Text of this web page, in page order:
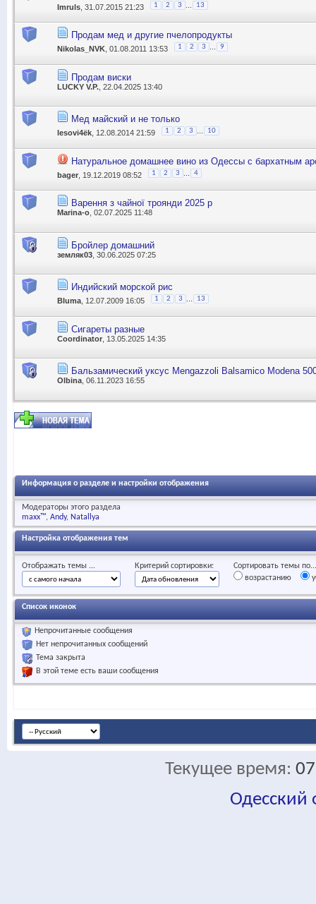
Imruls , 31.07.2015 21:23 1 2 3 13
Продам мед и другие пчелопродукты
Nikolas_NVK , 01.08.2011 13:53 1 2 3 9
Продам виски
LUCKY V.P. , 22.04.2025 13:40
Мед майский и не только
lesovi4ёk , 12.08.2014 21:59 1 2 3 10
Натуральное домашнее вино из Одессы с бархатным
bager , 19.12.2019 08:52 1 2 3 4
Варення з чайної троянди 2025 р
Marina-o , 02.07.2025 11:48
Бройлер домашний
земляк03 , 30.06.2025 07:25
Индийский морской рис
Bluma , 12.07.2009 16:05 1 2 3 13
Сигареты разные
Coordinator , 13.05.2025 14:35
Бальзамический уксус Mengazzoli Balsamico Modena
Olbina , 06.11.2023 16:55
Информация о разделе и настройки отображения
Модераторы этого раздела
maxx™ Andy Natallya
Настройка отображения тем
Отображать темы ... Критерий сортировки:
Сортировать темы по...
возрастанию
Список иконок
Непрочитанные сообщения
Нет непрочитанных сообщений
Тема закрыта
В этой теме есть ваши сообщения
Текущее время:
Одесский